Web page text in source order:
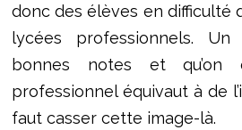
donc des élèves en difficulté
lycées professionnels.
bonnes notes et qu’on
professionnel équivaut à de
faut casser cette image-là.